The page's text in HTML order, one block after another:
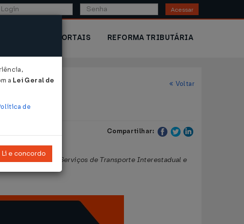
Acessar
PORTAIS REFORMA TRIBUTÁRIA
Voltar
Compartilhar:
Prestações de Serviços de Transporte Interestadual e
a Lei Geral de
de
Li e concordo